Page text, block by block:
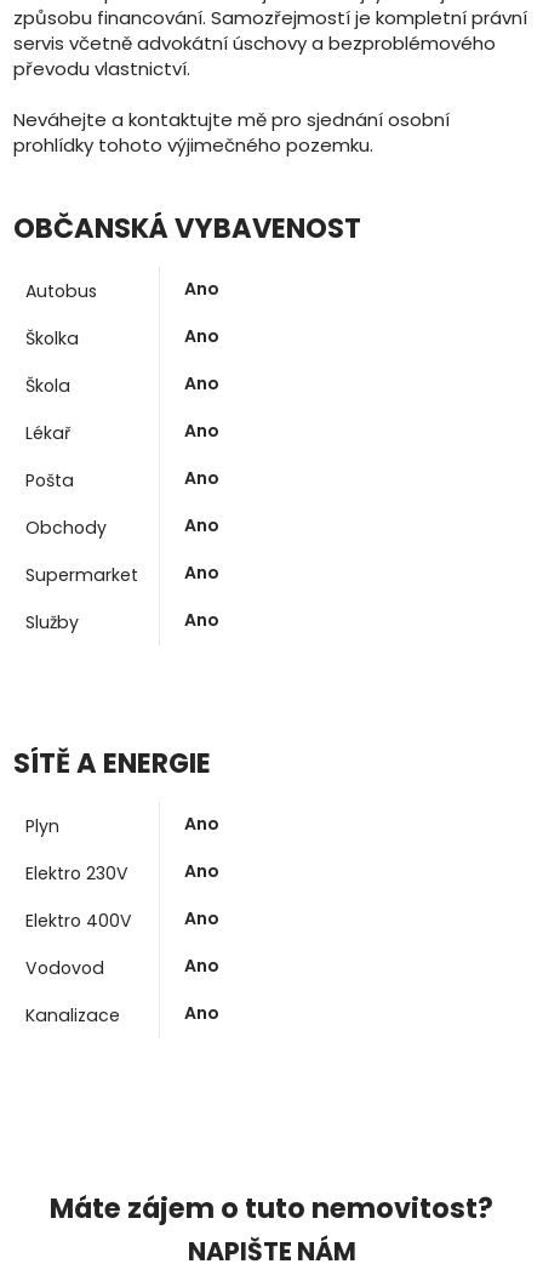
způsobu financování. Samozřejmostí je kompletní právní
servis včetně advokátní úschovy a bezproblémového
převodu vlastnictví.
Neváhejte a kontaktujte mě pro sjednání osobní
prohlídky tohoto výjimečného pozemku.
OBČANSKÁ VYBAVENOST
Autobus Ano
Školka Ano
Škola Ano
Lékař Ano
Pošta Ano
Obchody Ano
Supermarket Ano
Služby Ano
SÍTĚ A ENERGIE
Plyn Ano
Elektro 230V Ano
Elektro 400V Ano
Vodovod Ano
Kanalizace Ano
Máte zájem o tuto nemovitost?
NAPIŠTE NÁM